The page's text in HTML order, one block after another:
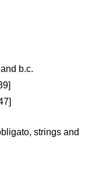
b.c.
strings and